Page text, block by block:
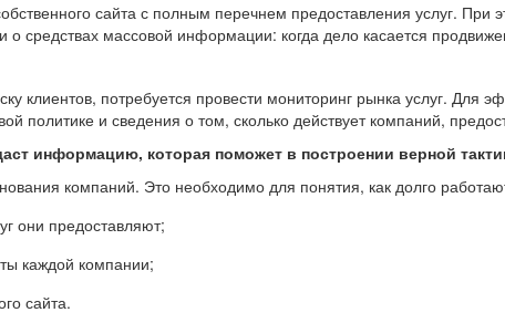
сайта с полным перечнем предоставления услуг.
о средствах массовой информации: когда дело касается
клиентов, потребуется провести мониторинг рынка услуг. Для
политике и сведения о том, сколько действует компаний,
информацию, которая поможет в построении верной
компаний. Это необходимо для понятия, как долго
они предоставляют;
каждой компании;
сайта.